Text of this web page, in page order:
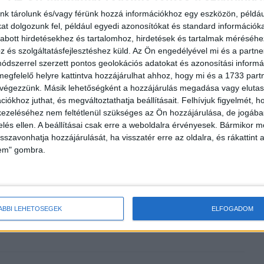
tárolunk és/vagy férünk hozzá információkhoz egy eszközön,
dolgozunk fel, például egyedi azonosítókat és standard
hirdetésekhez és tartalomhoz, hirdetések és tartalmak
és szolgáltatásfejlesztéshez küld. Az Ön engedélyével mi és a
szerzett pontos geolokációs adatokat és azonosítási
helyre kattintva hozzájárulhat ahhoz, hogy mi és a 1733
Másik lehetőségként a hozzájárulás megadása vagy
juthat, és megváltoztathatja beállításait. Felhívjuk figyelmét,
nem feltétlenül szükséges az Ön hozzájárulása, de
ellen. A beállításai csak erre a weboldalra érvényesek. Bármikor
hozzájárulását, ha visszatér erre az oldalra, és rákattint
gombra.
LEHETŐSÉGEK ELFOGADOM
projektben használjuk országos mobilhálózatukat,”
bájtnyi adatot közöl, összességében rengeteg
idejű információkra, mint a Bonafarm-csoport, vagy a
kapják a döntéseikhez szükséges adatokat.”
intelligencia alapú előrejelzése és a termékek
a termék forgalmazójának és a vásárlók számára is
tesz lehetővé.